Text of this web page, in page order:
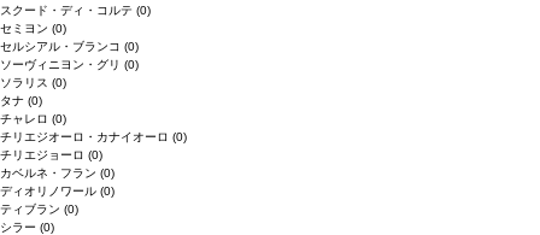
スクード・ディ・コルテ (0)
セミヨン (0)
セルシアル・ブランコ (0)
ソーヴィニヨン・グリ (0)
ソラリス (0)
タナ (0)
チャレロ (0)
チリエジオーロ・カナイオーロ (0)
チリエジョーロ (0)
カベルネ・フラン (0)
ディオリノワール (0)
ティブラン (0)
シラー (0)